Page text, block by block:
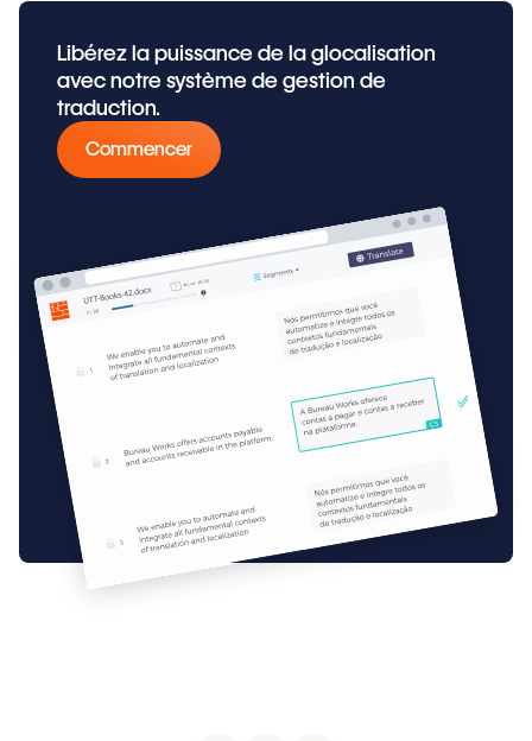
Libérez la puissance de la glocalisation
avec notre système de gestion de
traduction.
Commencer